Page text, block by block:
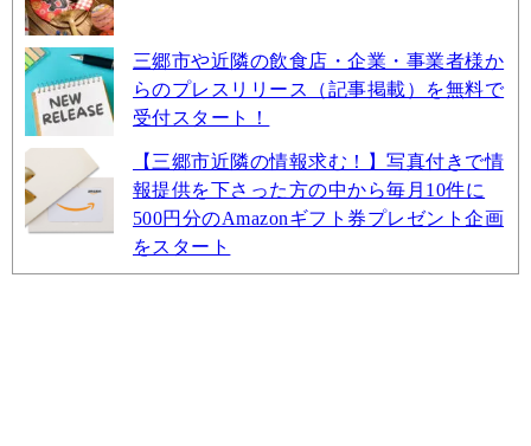
三郷市や近隣の飲食店・企業・事業者様か
らのプレスリリース（記事掲載）を無料で
受付スタート！
【三郷市近隣の情報求む！】写真付きで情
報提供を下さった方の中から毎月10件に
500円分のAmazonギフト券プレゼント企画
をスタート